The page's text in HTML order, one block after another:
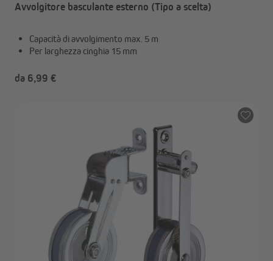
Avvolgitore basculante esterno (Tipo a scelta)
Capacità di avvolgimento max. 5 m
Per larghezza cinghia 15 mm
da 6,99 €